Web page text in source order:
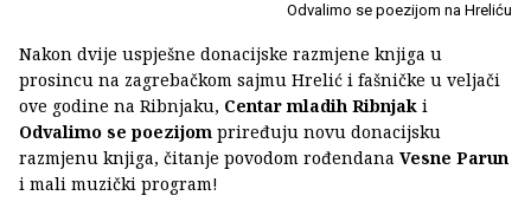
Odvalimo se poezijom na Hreliću
Nakon dvije uspješne donacijske razmjene knjiga u
prosincu na zagrebačkom sajmu Hrelić i fašničke u veljači
ove godine na Ribnjaku, Centar mladih Ribnjak i
Odvalimo se poezijom priređuju novu donacijsku
razmjenu knjiga, čitanje povodom rođendana Vesne Parun
i mali muzički program!